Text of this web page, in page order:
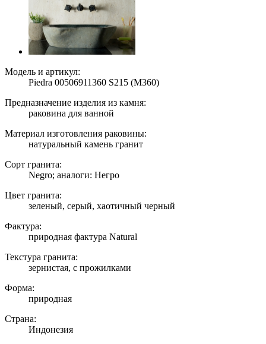
Модель и артикул:
Piedra 00506911360 S215 (M360)
Предназначение изделия из камня:
раковина для ванной
Материал изготовления раковины:
натуральный камень гранит
Сорт гранита:
Negro; аналоги: Негро
Цвет гранита:
зеленый, серый, хаотичный черный
Фактура:
природная фактура Natural
Текстура гранита:
зернистая, с прожилками
Форма:
природная
Страна:
Индонезия